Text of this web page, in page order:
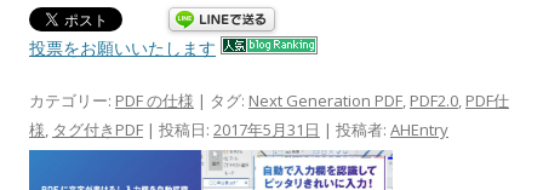
投票をお願いいたします
カテゴリー: PDF の仕様 | タグ: Next Generation PDF, PDF2.0, PDF仕
様, タグ付きPDF | 投稿日: 2017年5月31日 | 投稿者: AHEntry